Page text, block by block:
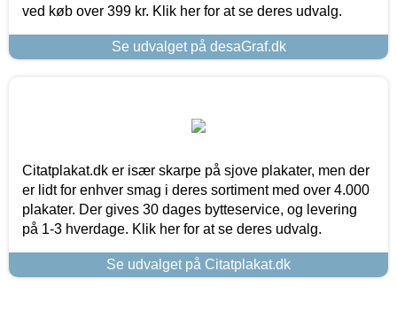
ved køb over 399 kr. Klik her for at se deres udvalg.
Se udvalget på desaGraf.dk
Citatplakat.dk er især skarpe på sjove plakater, men der
er lidt for enhver smag i deres sortiment med over 4.000
plakater. Der gives 30 dages bytteservice, og levering
på 1-3 hverdage. Klik her for at se deres udvalg.
Se udvalget på Citatplakat.dk